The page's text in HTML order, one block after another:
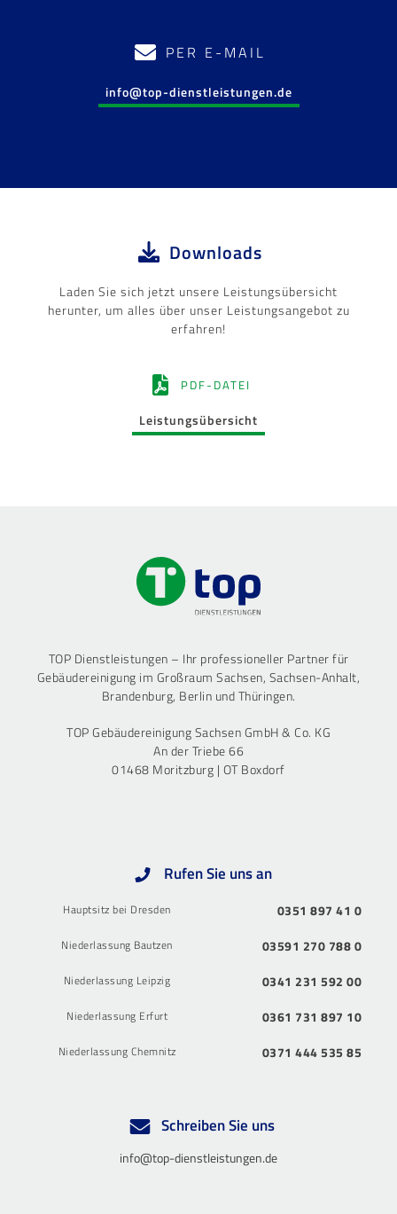
PER E-MAIL
info@top-dienstleistungen.de
Downloads
Laden Sie sich jetzt unsere Leistungsübersicht
herunter, um alles über unser Leistungsangebot zu
erfahren!
PDF-DATEI
Leistungsübersicht
TOP Dienstleistungen – Ihr professioneller Partner für
Gebäudereinigung im Großraum Sachsen, Sachsen-Anhalt,
Brandenburg, Berlin und Thüringen.
TOP Gebäudereinigung Sachsen GmbH & Co. KG
An der Triebe 66
01468 Moritzburg | OT Boxdorf
Rufen Sie uns an
Hauptsitz bei Dresden 0351 897 41 0
Niederlassung Bautzen 03591 270 788 0
Niederlassung Leipzig 0341 231 592 00
Niederlassung Erfurt 0361 731 897 10
Niederlassung Chemnitz 0371 444 535 85
Schreiben Sie uns
info@top-dienstleistungen.de